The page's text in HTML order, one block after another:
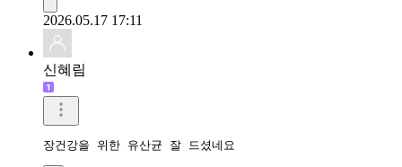
2026.05.17 17:11
신혜림
장건강을 위한 유산균 잘 드셨네요